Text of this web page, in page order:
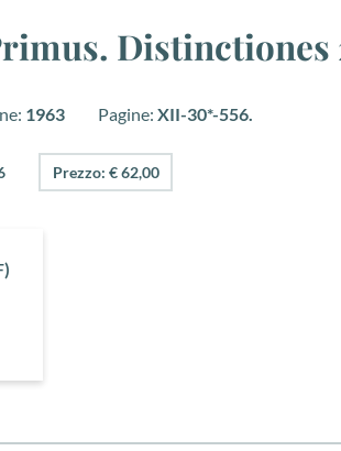
Distinctiones
1963 Pagine: XII-30*-556.
Prezzo: € 62,00